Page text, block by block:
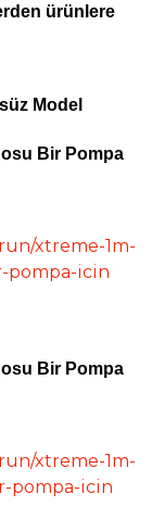
ürünlere
Model
Bir Pompa
xtreme-1m-
pompa-icin
Bir Pompa
xtreme-1m-
pompa-icin